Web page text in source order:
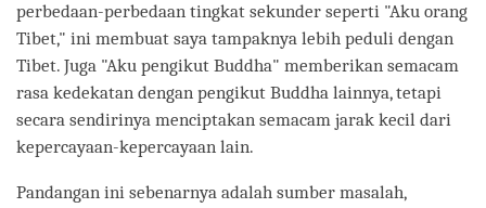
perbedaan-perbedaan tingkat sekunder seperti "Aku orang
Tibet," ini membuat saya tampaknya lebih peduli dengan
Tibet. Juga "Aku pengikut Buddha" memberikan semacam
rasa kedekatan dengan pengikut Buddha lainnya, tetapi
secara sendirinya menciptakan semacam jarak kecil dari
kepercayaan-kepercayaan lain.
Pandangan ini sebenarnya adalah sumber masalah,